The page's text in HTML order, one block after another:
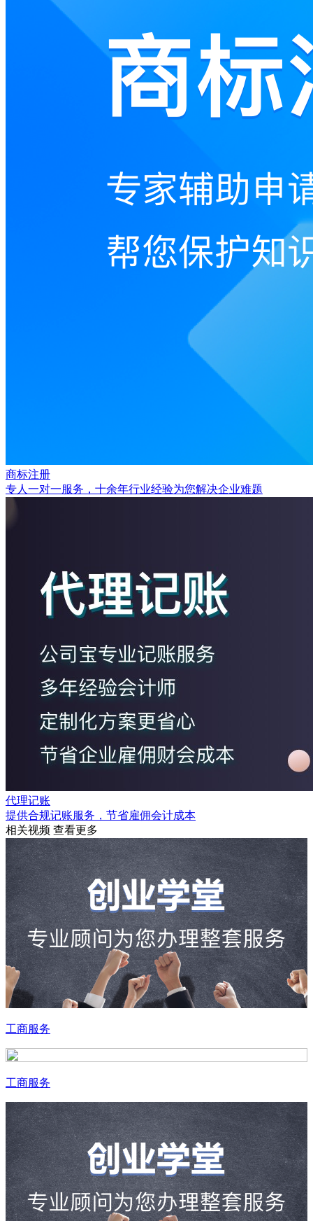
商标注册
专人一对一服务，十余年行业经验为您解决企业难题
代理记账
提供合规记账服务，节省雇佣会计成本
相关视频 查看更多
工商服务
工商服务